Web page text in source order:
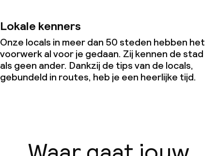
Lokale kenners
Onze locals in meer dan 50 steden hebben het
voorwerk al voor je gedaan. Zij kennen de stad
als geen ander. Dankzij de tips van de locals,
gebundeld in routes, heb je een heerlijke tijd.